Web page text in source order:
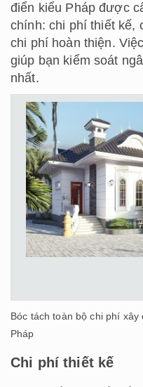
điển kiểu Pháp được
chính: chi phí thiết kế,
chi phí hoàn thiện.
giúp bạn kiểm soát
nhất.
Bóc tách toàn bộ chi phí
Pháp
Chi phí thiết kế